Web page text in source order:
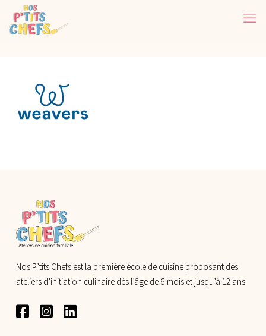
Nos P’tits Chefs est la première école de cuisine proposant des
ateliers d’initiation culinaire dès l’âge de 6 mois et jusqu’à 12 ans.